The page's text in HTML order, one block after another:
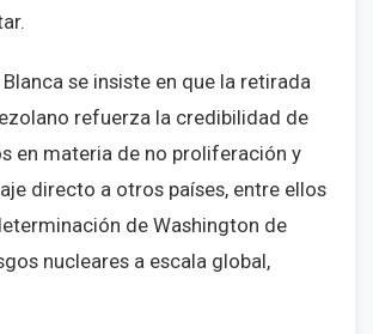
Blanca se insiste en que la retirada
refuerza la credibilidad de
en materia de no proliferación y
directo a otros países, entre ellos
de Washington de
nucleares a escala global,